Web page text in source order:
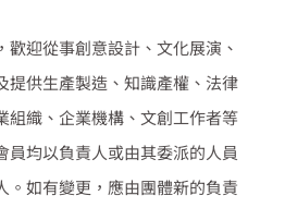
迎從事創意設計、文化展演、
提供生產製造、知識產權、法律
組織、企業機構、文創工作者等
員均以負責人或由其委派的人員
。如有變更，應由團體新的負責